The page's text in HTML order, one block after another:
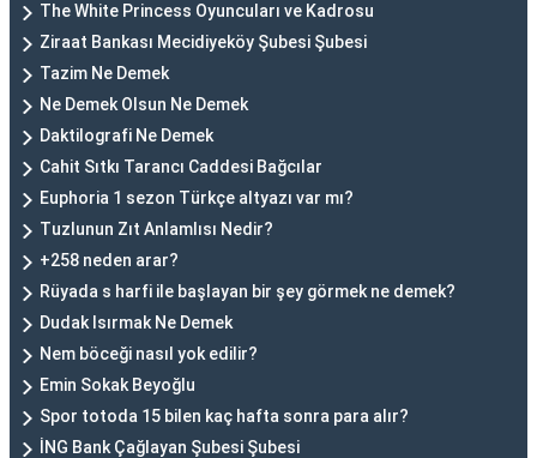
The White Princess Oyuncuları ve Kadrosu
Ziraat Bankası Mecidiyeköy Şubesi Şubesi
Tazim Ne Demek
Ne Demek Olsun Ne Demek
Daktilografi Ne Demek
Cahit Sıtkı Tarancı Caddesi Bağcılar
Euphoria 1 sezon Türkçe altyazı var mı?
Tuzlunun Zıt Anlamlısı Nedir?
+258 neden arar?
Rüyada s harfi ile başlayan bir şey görmek ne demek?
Dudak Isırmak Ne Demek
Nem böceği nasıl yok edilir?
Emin Sokak Beyoğlu
Spor totoda 15 bilen kaç hafta sonra para alır?
İNG Bank Çağlayan Şubesi Şubesi